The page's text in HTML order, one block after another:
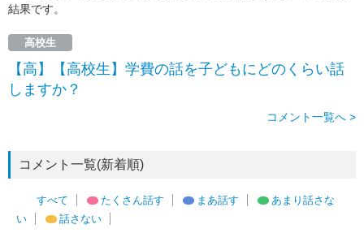
結果です。
高校生
【高】【高校生】学費の話を子どもにどのくらい話
しますか？
コメント一覧へ >
コメント一覧(新着順)
すべて たくさん話す まあ話す
あまり話さな
い
話さない